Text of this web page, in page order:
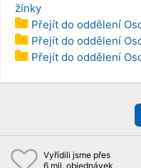
žínky
Přejít do oddělení
Přejít do oddělení
Přejít do oddělení
Vyřídili jsme přes
6 mil. objednávek